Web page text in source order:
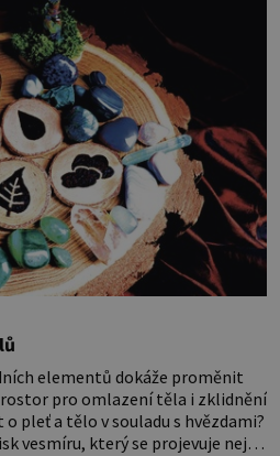
elementů dokáže proměnit
pro omlazení těla i zklidnění
pleť a tělo v souladu s hvězdami?
vesmíru, který se projevuje nejen